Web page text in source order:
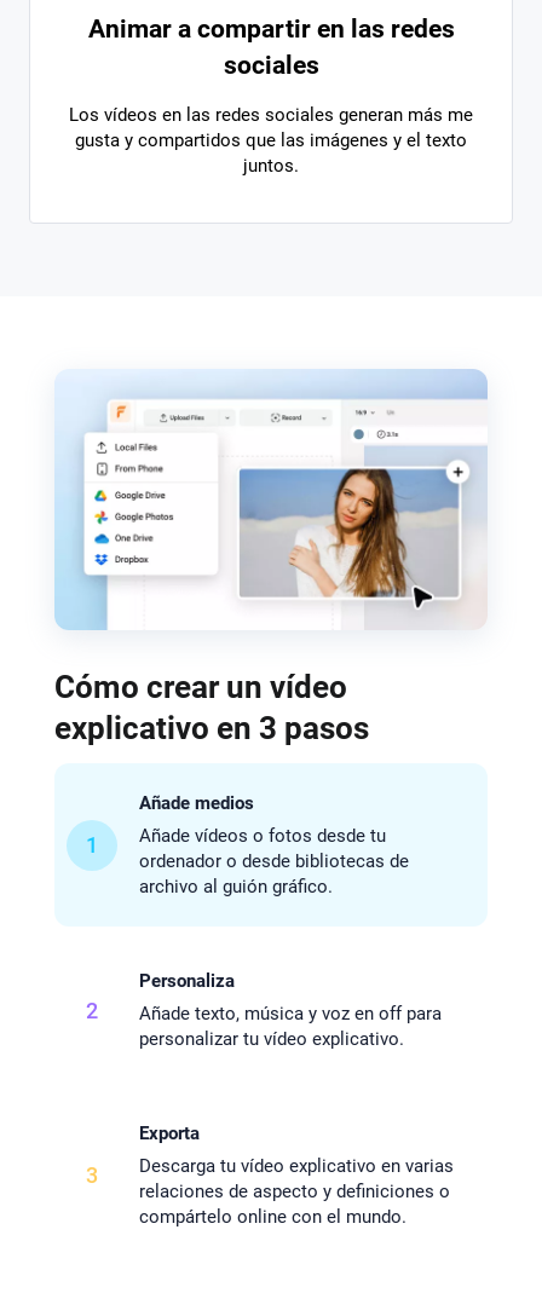
Animar a compartir en las redes
sociales
Los vídeos en las redes sociales generan más me
gusta y compartidos que las imágenes y el texto
juntos.
Cómo crear un vídeo
explicativo en 3 pasos
1
Añade medios
Añade vídeos o fotos desde tu
ordenador o desde bibliotecas de
archivo al guión gráfico.
2
Personaliza
Añade texto, música y voz en off para
personalizar tu vídeo explicativo.
3
Exporta
Descarga tu vídeo explicativo en varias
relaciones de aspecto y definiciones o
compártelo online con el mundo.